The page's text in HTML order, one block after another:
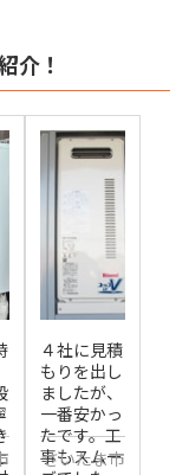
介！
４社に見積
もりを出し
ましたが、
一番安かっ
たです。工
事もスムー
さいたま市